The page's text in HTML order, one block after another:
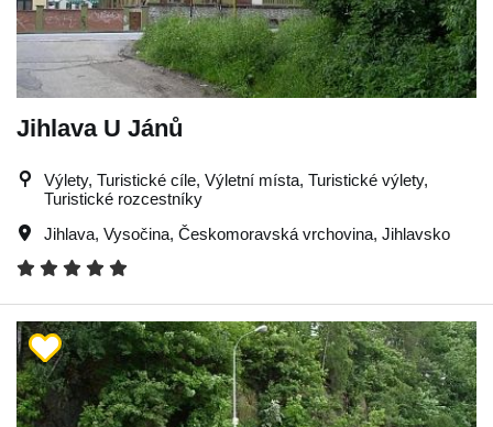
Jihlava U Jánů
Výlety, Turistické cíle, Výletní místa, Turistické výlety,
Turistické rozcestníky
Jihlava, Vysočina, Českomoravská vrchovina, Jihlavsko